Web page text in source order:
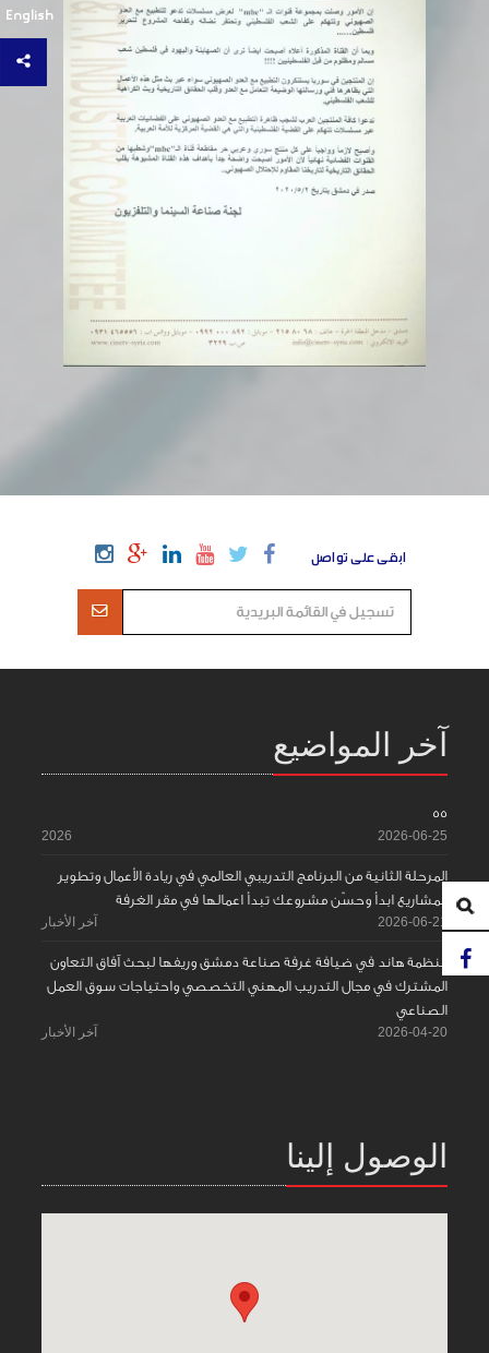
English
ابقى على تواصل
آخر المواضيع
55
2026-06-25
2026
المرحلة الثانية من البرنامج التدريبي العالمي في ريادة الأعمال وتطوير
المشاريع ابدأ وحسّن مشروعك تبدأ اعمالها في مقر الغرفة
2026-06-21 آخر الأخبار
منظمة هاند في ضيافة غرفة صناعة دمشق وريفها لبحث آفاق التعاون
المشترك في مجال التدريب المهني التخصصي واحتياجات سوق العمل
الصناعي
2026-04-20 آخر الأخبار
الوصول إلينا